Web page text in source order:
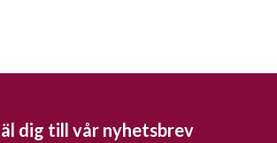
dig till vår nyhetsbrev